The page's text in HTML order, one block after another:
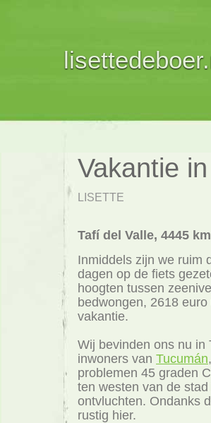
Vakantie
LISETTE
Tafí del Valle, 4445 km
Inmiddels zijn we ruim
dagen op de fiets
hoogten tussen
bedwongen, 2618
vakantie.
Wij bevinden ons nu in
inwoners van Tucumán
problemen 45 graden
ten westen van de
ontvluchten. Ondanks
rustig hier.